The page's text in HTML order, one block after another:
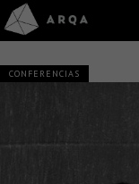
CONFERENCIAS